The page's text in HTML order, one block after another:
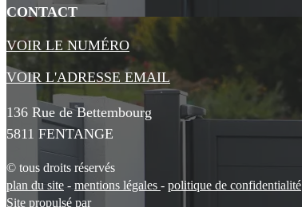
CONTACT
VOIR LE NUMÉRO
VOIR L'ADRESSE EMAIL
136 Rue de Bettembourg
5811 FENTANGE
© tous droits réservés
plan du site - mentions légales - politique de confidentialité
Site propulsé par